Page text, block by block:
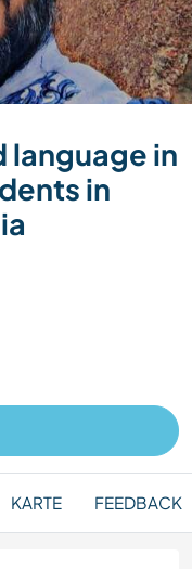
language in
in
KARTE FEEDBACK